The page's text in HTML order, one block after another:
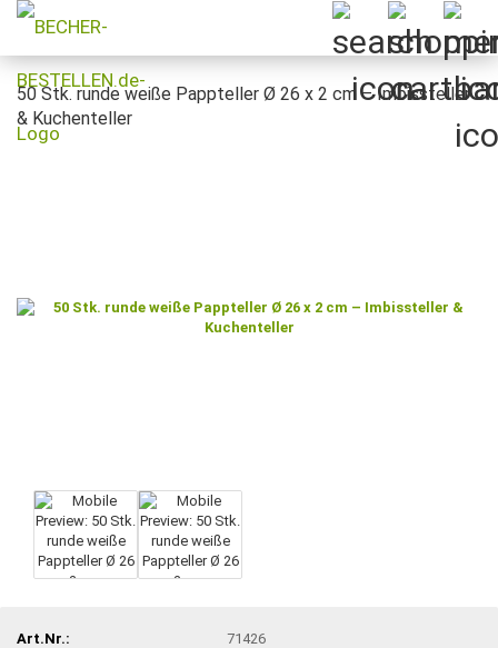
50 Stk. runde weiße Pappteller Ø 26 x 2 cm – Imbissteller
& Kuchenteller
Art.Nr.:
71426